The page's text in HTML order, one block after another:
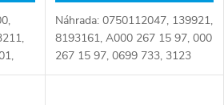
Náhrada: 0750112047, 139921,
8193161, A000 267 15 97, 000
267 15 97, 0699 733, 3123
295, 50 00 819 848, 81 32540